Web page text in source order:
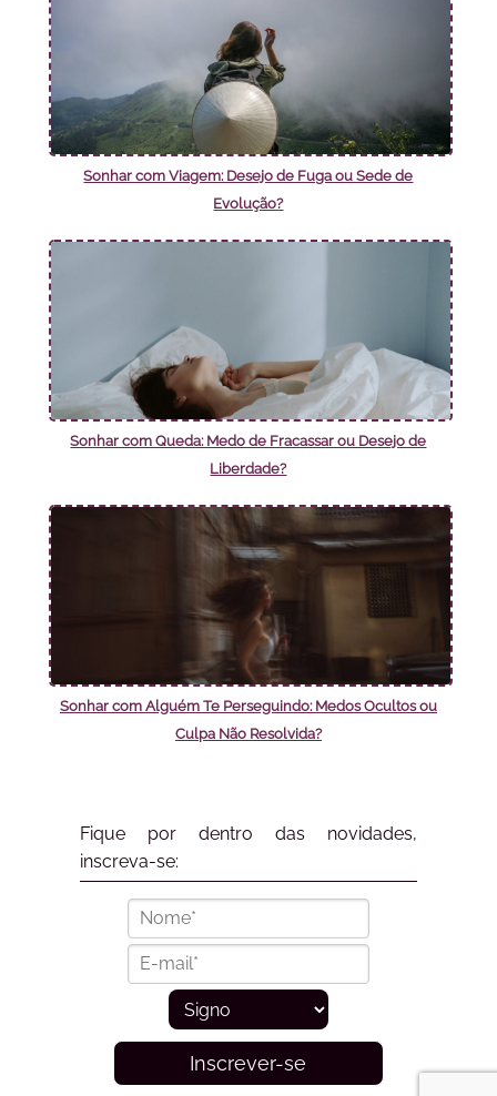
Sonhar com Viagem: Desejo de Fuga ou Sede de
Evolução?
Sonhar com Queda: Medo de Fracassar ou Desejo de
Liberdade?
Sonhar com Alguém Te Perseguindo: Medos Ocultos ou
Culpa Não Resolvida?
Fique por dentro das novidades,
inscreva-se:
Inscrever-se